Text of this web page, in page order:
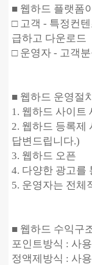
■ 웹하드 플랫폼
□ 고객 - 특정컨
급하고 다운로드
□ 운영자 - 고객
■ 웹하드 운영절
1. 웹하드 사이트
2. 웹하드 등록제
답변드립니다.)
3. 웹하드 오픈
4. 다양한 광고를
5. 운영자는 전체
■ 웹하드 수익구
포인트방식 : 사
정액제방식 : 사